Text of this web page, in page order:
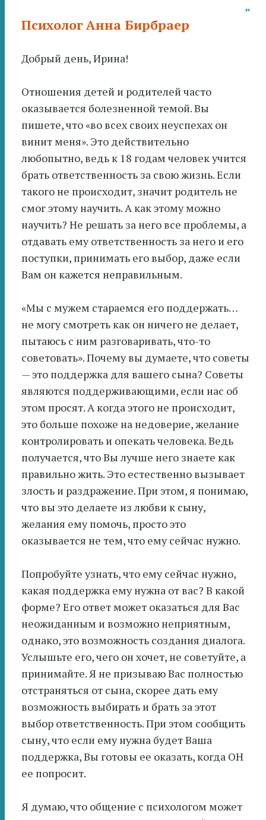
Психолог Анна Бирбраер
Добрый день, Ирина!
Отношения детей и родителей часто
оказывается болезненной темой. Вы
пишете, что «во всех своих неуспехах он
винит меня». Это действительно
любопытно, ведь к 18 годам человек учится
брать ответственность за свою жизнь. Если
такого не происходит, значит родитель не
смог этому научить. А как этому можно
научить? Не решать за него все проблемы, а
отдавать ему ответственность за него и его
поступки, принимать его выбор, даже если
Вам он кажется неправильным.
«Мы с мужем стараемся его поддержать…
не могу смотреть как он ничего не делает,
пытаюсь с ним разговаривать, что-то
советовать». Почему вы думаете, что советы
— это поддержка для вашего сына? Советы
являются поддерживающими, если нас об
этом просят. А когда этого не происходит,
это больше похоже на недоверие, желание
контролировать и опекать человека. Ведь
получается, что Вы лучше него знаете как
правильно жить. Это естественно вызывает
злость и раздражение. При этом, я понимаю,
что вы это делаете из любви к сыну,
желания ему помочь, просто это
оказывается не тем, что ему сейчас нужно.
Попробуйте узнать, что ему сейчас нужно,
какая поддержка ему нужна от вас? В какой
форме? Его ответ может оказаться для Вас
неожиданным и возможно неприятным,
однако, это возможность создания диалога.
Услышьте его, чего он хочет, не советуйте, а
принимайте. Я не призываю Вас полностью
отстраняться от сына, скорее дать ему
возможность выбирать и брать за этот
выбор ответственность. При этом сообщить
сыну, что если ему нужна будет Ваша
поддержка, Вы готовы ее оказать, когда ОН
ее попросит.
Я думаю, что общение с психологом может